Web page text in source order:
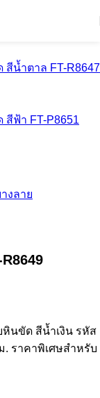
หินขัด สีน้ำเงิน รหัส
. ราคาพิเศษสำหรับ